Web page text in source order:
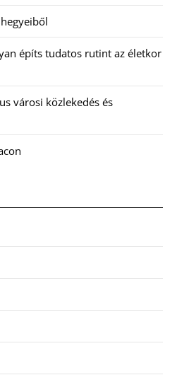
építs tudatos rutint az életkor
városi közlekedés és